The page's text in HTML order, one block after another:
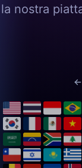
la nostra